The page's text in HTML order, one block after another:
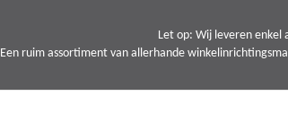
Let op: Wij leveren enkel
Een ruim assortiment van allerhande